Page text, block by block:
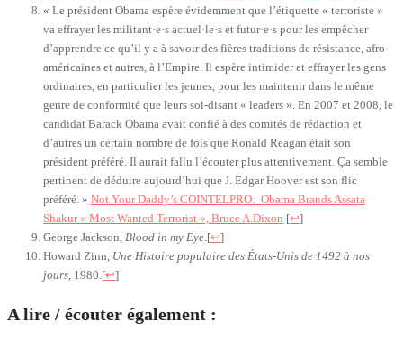
« Le président Obama espère évidemment que l’étiquette « terroriste »
va effrayer les militant·e·s actuel·le·s et futur·e·s pour les empêcher
d’apprendre ce qu’il y a à savoir des fières traditions de résistance, afro-
américaines et autres, à l’Empire. Il espère intimider et effrayer les gens
ordinaires, en particulier les jeunes, pour les maintenir dans le même
genre de conformité que leurs soi-disant « leaders ». En 2007 et 2008, le
candidat Barack Obama avait confié à des comités de rédaction et
d’autres un certain nombre de fois que Ronald Reagan était son
président préféré. Il aurait fallu l’écouter plus attentivement. Ça semble
pertinent de déduire aujourd’hui que J. Edgar Hoover est son flic
préféré. » Not Your Daddy’s COINTELPRO: Obama Brands Assata
Shakur « Most Wanted Terrorist », Bruce A.Dixon [↩]
George Jackson, Blood in my Eye.[↩]
Howard Zinn, Une Histoire populaire des États-Unis de 1492 à nos
jours, 1980.[↩]
A lire / écouter également :